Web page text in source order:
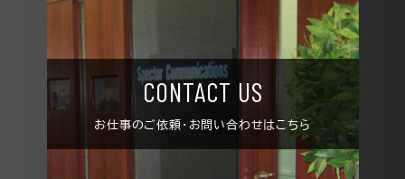
CONTACT US
お仕事のご依頼・お問い合わせは こちら